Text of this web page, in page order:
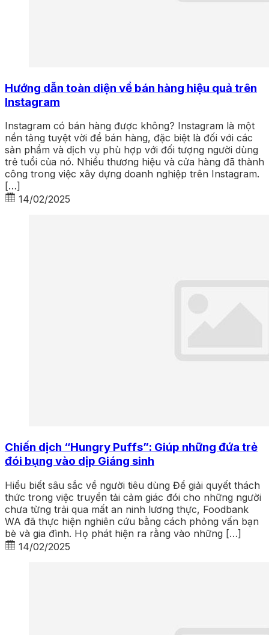
Hướng dẫn toàn diện về bán hàng hiệu quả trên
Instagram
Instagram có bán hàng được không? Instagram là một
nền tảng tuyệt vời để bán hàng, đặc biệt là đối với các
sản phẩm và dịch vụ phù hợp với đối tượng người dùng
trẻ tuổi của nó. Nhiều thương hiệu và cửa hàng đã thành
công trong việc xây dựng doanh nghiệp trên Instagram.
[…]
14/02/2025
Chiến dịch “Hungry Puffs”: Giúp những đứa trẻ
đói bụng vào dịp Giáng sinh
Hiểu biết sâu sắc về người tiêu dùng Để giải quyết thách
thức trong việc truyền tải cảm giác đói cho những người
chưa từng trải qua mất an ninh lương thực, Foodbank
WA đã thực hiện nghiên cứu bằng cách phỏng vấn bạn
bè và gia đình. Họ phát hiện ra rằng vào những […]
14/02/2025